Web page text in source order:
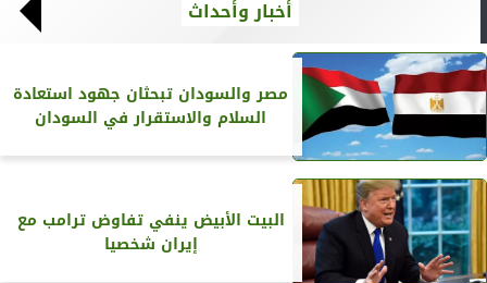
أخبار وأحداث
مصر والسودان تبحثان جهود استعادة
السلام والاستقرار في السودان
البيت الأبيض ينفي تفاوض ترامب مع
إيران شخصيا